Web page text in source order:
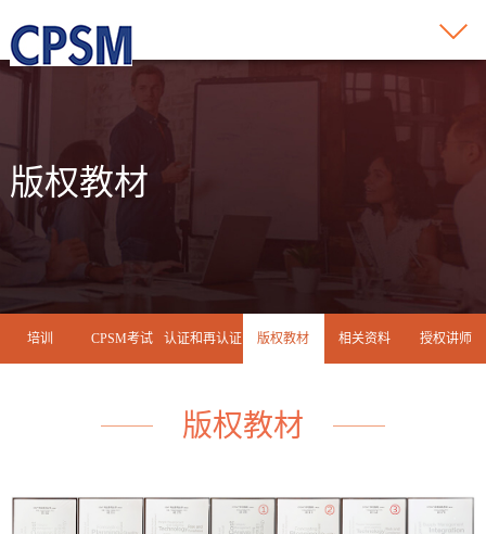
版权教材
培训 CPSM考试 认证和再认证 版权教材 相关资料 授权讲师
版权教材